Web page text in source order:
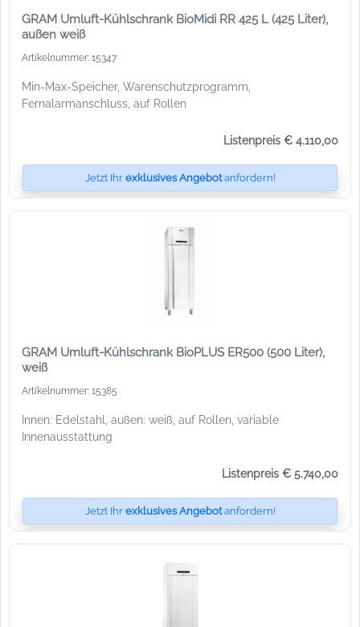
GRAM Umluft-Kühlschrank BioMidi RR 425 L (425 Liter),
außen weiß
Artikelnummer: 15347
Min-Max-Speicher, Warenschutzprogramm,
Fernalarmanschluss, auf Rollen
Listenpreis € 4.110,00
Jetzt Ihr exklusives Angebotanfordern!
GRAM Umluft-Kühlschrank BioPLUS ER500 (500 Liter),
weiß
Artikelnummer: 15385
Innen: Edelstahl, außen: weiß, auf Rollen, variable
Innenausstattung
Listenpreis € 5.740,00
Jetzt Ihr exklusives Angebotanfordern!